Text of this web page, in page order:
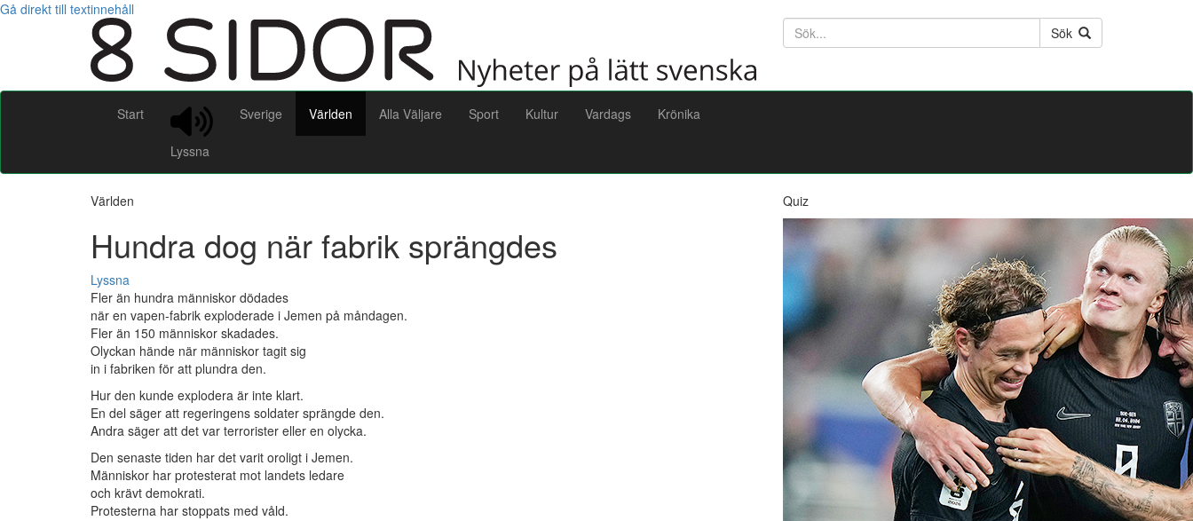
Gå direkt till textinnehåll
Söktext
Sök
Start
Lyssna
Sverige Världen Alla Väljare Sport Kultur Vardags Krönika
Världen
Hundra dog när fabrik sprängdes
Lyssna
Fler än hundra människor dödades
när en vapen-fabrik exploderade i Jemen på måndagen.
Fler än 150 människor skadades.
Olyckan hände när människor tagit sig
in i fabriken för att plundra den.
Hur den kunde explodera är inte klart.
En del säger att regeringens soldater sprängde den.
Andra säger att det var terrorister eller en olycka.
Den senaste tiden har det varit oroligt i Jemen.
Människor har protesterat mot landets ledare
och krävt demokrati.
Protesterna har stoppats med våld.
Quiz